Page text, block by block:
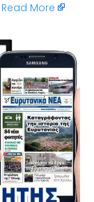
Read More